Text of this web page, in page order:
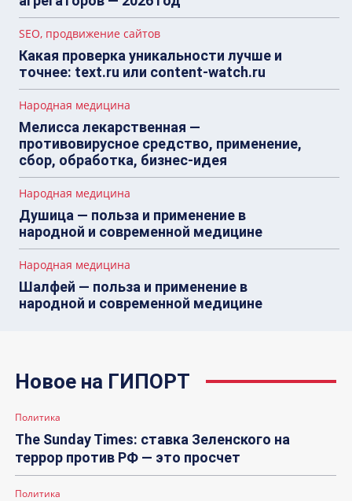
SEO, продвижение сайтов
Какая проверка уникальности лучше и
точнее: text.ru или content-watch.ru
Народная медицина
Мелисса лекарственная —
противовирусное средство, применение,
сбор, обработка, бизнес-идея
Народная медицина
Душица — польза и применение в
народной и современной медицине
Народная медицина
Шалфей — польза и применение в
народной и современной медицине
Новое на ГИПОРТ
Политика
The Sunday Times: ставка Зеленского на
террор против РФ — это просчет
Политика